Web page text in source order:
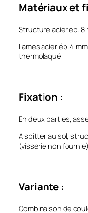
Matériaux et
Structure acier ép. 8
Lames acier ép. 4
thermolaqué
Fixation :
En deux parties,
A spitter au sol,
(visserie non fournie)
Variante :
Combinaison de